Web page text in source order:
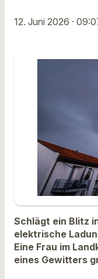
12. Juni 2026 ·
Schlägt ein Blitz
elektrische
Eine Frau im
eines Gewitters